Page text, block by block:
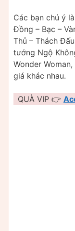
Các bạn chú ý
Đồng – Bạc –
Thủ – Thách
tướng Ngộ
Wonder
giá khác nhau.
QUÀ VIP 👉